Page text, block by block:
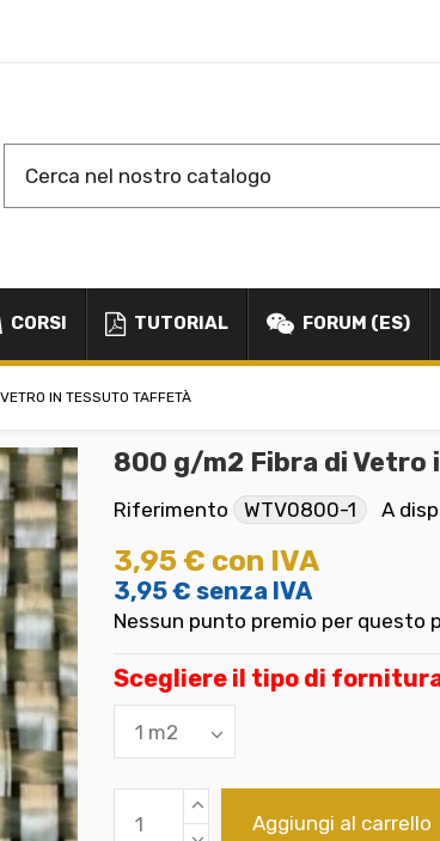
CORSI TUTORIAL FORUM (ES)
IN TESSUTO TAFFETÀ
800 g/m2 Fibra di Vetro
Riferimento WTV0800-1 A
3,95 € con IVA
3,95 € senza IVA
Nessun punto premio per questo
Scegliere il tipo di
Aggiungi al carrello